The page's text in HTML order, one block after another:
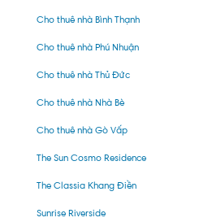
Cho thuê nhà Bình Thạnh
Cho thuê nhà Phú Nhuận
Cho thuê nhà Thủ Đức
Cho thuê nhà Nhà Bè
Cho thuê nhà Gò Vấp
The Sun Cosmo Residence
The Classia Khang Điền
Sunrise Riverside